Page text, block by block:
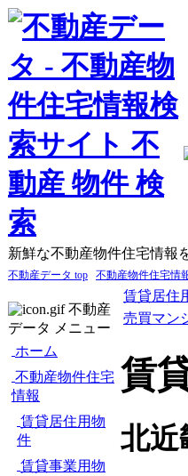
新鮮な不動産物件住宅情報
不動産データ top 不動産物件住宅情
不動産
データ メニュー
ホーム
不動産物件住宅
情報
賃貸居住用物
件
賃貸事業用物
賃貸居住
売買マン
賃
北近